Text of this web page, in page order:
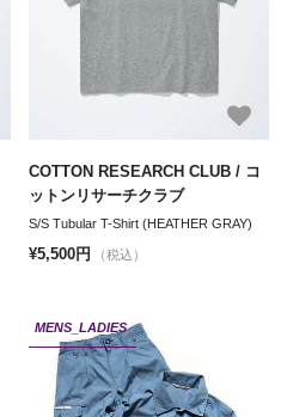
COTTON RESEARCH CLUB / コ
ットンリサーチクラブ
S/S Tubular T-Shirt (HEATHER GRAY)
¥5,500円 （税込）
MENS_LADIES